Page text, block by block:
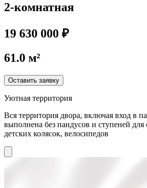
2-комнатная
19 630 000 ₽
61.0 м²
Оставить заявку
Уютная территория
Вся территория двора, включая вход в
выполнена без пандусов и ступеней для
детских колясок, велосипедов